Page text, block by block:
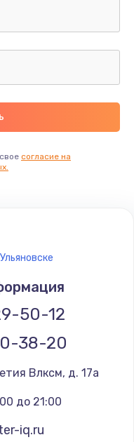
согласие на
50-12
38-20
Влксм, д. 17а
до 21:00
iq.ru